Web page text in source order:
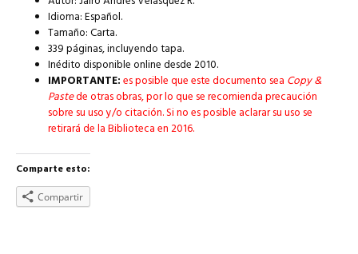
Idioma: Español.
Tamaño: Carta.
339 páginas, incluyendo tapa.
Inédito disponible online desde 2010.
IMPORTANTE:es posible que este documento sea Copy &
Pastede otras obras, por lo que se recomienda precaución
sobre su uso y/o citación. Si no es posible aclarar su uso se
retirará de la Biblioteca en 2016.
Comparte esto:
Compartir